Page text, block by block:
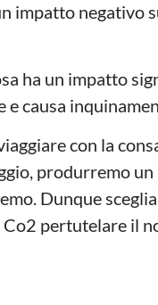
impatto negativo
ha un impatto
e causa
con la
produrremo
Dunque
pertutelare il